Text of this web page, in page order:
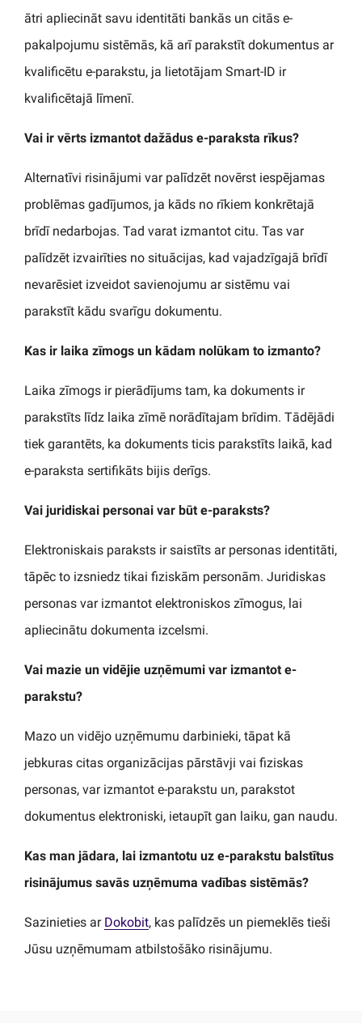
ātri apliecināt savu identitāti bankās un citās e-
pakalpojumu sistēmās, kā arī parakstīt dokumentus ar
kvalificētu e-parakstu, ja lietotājam Smart-ID ir
kvalificētajā līmenī.
Vai ir vērts izmantot dažādus e-paraksta rīkus?
Alternatīvi risinājumi var palīdzēt novērst iespējamas
problēmas gadījumos, ja kāds no rīkiem konkrētajā
brīdī nedarbojas. Tad varat izmantot citu. Tas var
palīdzēt izvairīties no situācijas, kad vajadzīgajā brīdī
nevarēsiet izveidot savienojumu ar sistēmu vai
parakstīt kādu svarīgu dokumentu.
Kas ir laika zīmogs un kādam nolūkam to izmanto?
Laika zīmogs ir pierādījums tam, ka dokuments ir
parakstīts līdz laika zīmē norādītajam brīdim. Tādējādi
tiek garantēts, ka dokuments ticis parakstīts laikā, kad
e-paraksta sertifikāts bijis derīgs.
Vai juridiskai personai var būt e-paraksts?
Elektroniskais paraksts ir saistīts ar personas identitāti,
tāpēc to izsniedz tikai fiziskām personām. Juridiskas
personas var izmantot elektroniskos zīmogus, lai
apliecinātu dokumenta izcelsmi.
Vai mazie un vidējie uzņēmumi var izmantot e-
parakstu?
Mazo un vidējo uzņēmumu darbinieki, tāpat kā
jebkuras citas organizācijas pārstāvji vai fiziskas
personas, var izmantot e-parakstu un, parakstot
dokumentus elektroniski, ietaupīt gan laiku, gan naudu.
Kas man jādara, lai izmantotu uz e-parakstu balstītus
risinājumus savās uzņēmuma vadības sistēmās?
Sazinieties ar Dokobit, kas palīdzēs un piemeklēs tieši
Jūsu uzņēmumam atbilstošāko risinājumu.